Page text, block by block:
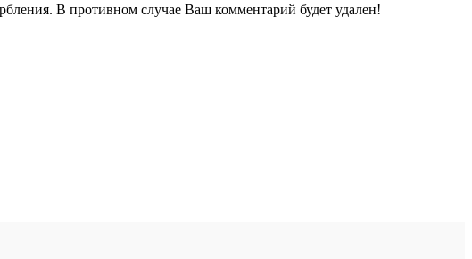
В противном случае Ваш комментарий будет удален!